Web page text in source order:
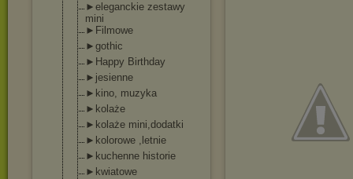
►eleganckie zestawy
mini
►Filmowe
►gothic
►Happy Birthday
►jesienne
►kino, muzyka
►kolaże
►kolaże mini,dodatki
►kolorowe ,letnie
►kuchenne historie
►kwiatowe